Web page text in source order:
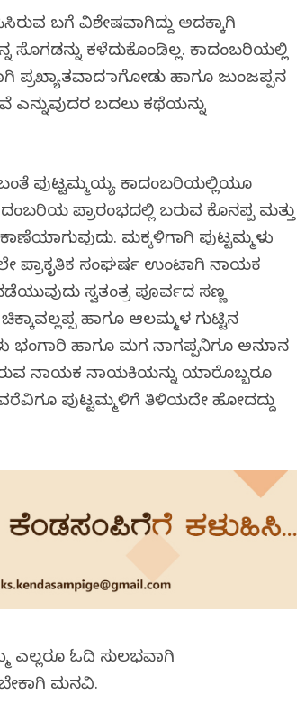
ಬಗೆ ವಿಶೇಷವಾಗಿದ್ದು ಅದಕ್ಕಾಗಿ
ಸೊಗಡನ್ನು ಕಳೆದುಕೊಂಡಿಲ್ಲ. ಕಾದಂಬರಿಯಲ್ಲಿ
ಪ್ರಖ್ಯಾತವಾದ ಮಾಗೋಡು ಹಾಗೂ ಜುಂಜಪ್ಪನ
ಎನ್ನುವುದರ ಬದಲು ಕಥೆಯನ್ನು
ಪುಟ್ಟಮ್ಮಯ್ಯ ಕಾದಂಬರಿಯಲ್ಲಿಯೂ
ಪ್ರಾರಂಭದಲ್ಲಿ ಬರುವ ಕೊನಪ್ಪ ಮತ್ತು
ಮಕ್ಕಳಿಗಾಗಿ ಪುಟ್ಟಮ್ಮಳು
ಪ್ರಾಕೃತಿಕ ಸಂಘರ್ಷ ಉಂಟಾಗಿ ನಾಯಕ
ಸ್ವತಂತ್ರ ಪೂರ್ವದ ಸಣ್ಣ
ಹಾಗೂ ಆಲಮ್ಮಳ ಗುಟ್ಟಿನ
ಹಾಗೂ ಮಗ ನಾಗಪ್ಪನಿಗೂ ಅನುಮಾನ
ನಾಯಕ ನಾಯಕಿಯನ್ನು ಯಾರೊಬ್ಬರೂ
ಪುಟ್ಟಮ್ಮಳಿಗೆ ತಿಳಿಯದೇ ಹೋದದ್ದು
ಎಲ್ಲರೂ ಓದಿ ಸುಲಭವಾಗಿ
ಮನವಿ.